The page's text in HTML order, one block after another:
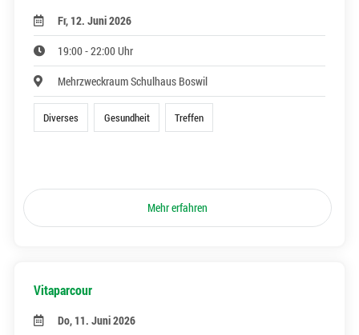
Fr, 12. Juni 2026
19:00 - 22:00 Uhr
Mehrzweckraum Schulhaus Boswil
Diverses Gesundheit Treffen
Mehr erfahren
Vitaparcour
Do, 11. Juni 2026